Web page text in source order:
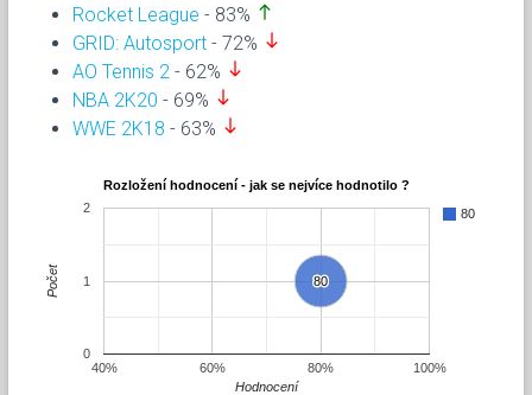
Rocket League - 83% north
GRID: Autosport - 72% south
AO Tennis 2 - 62% south
NBA 2K20 - 69% south
WWE 2K18 - 63% south
Rozložení hodnocení - jak se nejvíce hodnotilo ?
80
80
80
40% 60% 80% 100%
0
1
2
Hodnocení
Počet